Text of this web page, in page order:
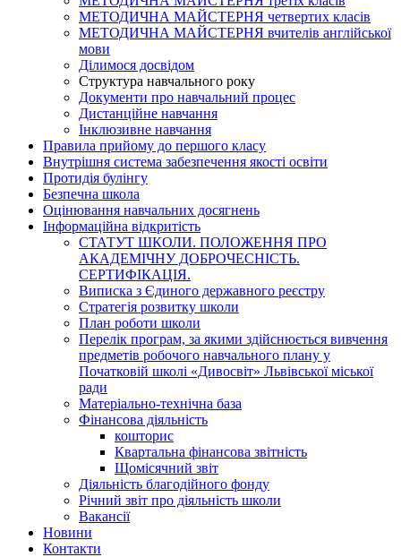
МЕТОДИЧНА МАЙСТЕРНЯ четвертих класів
МЕТОДИЧНА МАЙСТЕРНЯ вчителів англійської
мови
Ділимося досвідом
Структура навчального року
Документи про навчальний процес
Дистанційне навчання
Інклюзивне навчання
Правила прийому до першого класу
Внутрішня система забезпечення якості освіти
Протидія булінгу
Безпечна школа
Оцінювання навчальних досягнень
Інформаційна відкритість
СТАТУТ ШКОЛИ. ПОЛОЖЕННЯ ПРО
АКАДЕМІЧНУ ДОБРОЧЕСНІСТЬ.
СЕРТИФІКАЦІЯ.
Виписка з Єдиного державного реєстру
Стратегія розвитку школи
План роботи школи
Перелік програм, за якими здійснюється вивчення
предметів робочого навчального плану у
Початковій школі «Дивосвіт» Львівської міської
ради
Матеріально-технічна база
Фінансова діяльність
кошторис
Квартальна фінансова звітність
Щомісячний звіт
Діяльність благодійного фонду
Річний звіт про діяльність школи
Вакансії
Новини
Контакти